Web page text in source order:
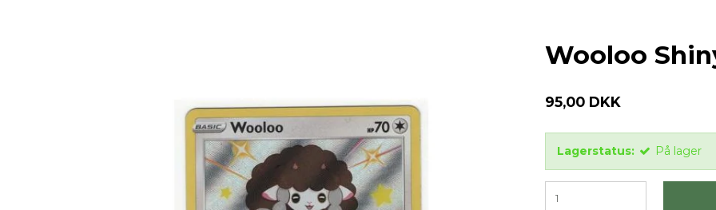
Wooloo
95,00 DKK
Lagerstatus: På lager